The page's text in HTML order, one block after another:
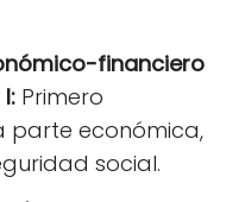
financiero
Primero
parte económica,
social.